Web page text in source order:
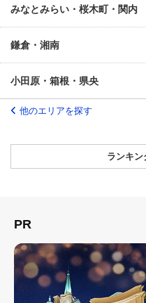
みなとみらい・桜木町・関内
鎌倉・湘南
小田原・箱根・県央
他のエリアを探す
ランキン
PR